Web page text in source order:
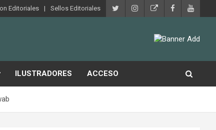
Editoriales Sellos Editoriales
ILUSTRADORES ACCESO